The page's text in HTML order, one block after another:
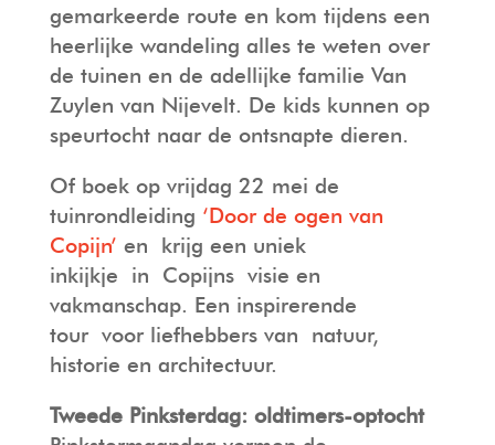
gemarkeerde route en kom tijdens een
heerlijke wandeling alles te weten over
de tuinen en de adellijke familie Van
Zuylen van Nijevelt. De kids kunnen op
speurtocht naar de ontsnapte dieren.
Of boek op vrijdag 22 mei de
tuinrondleiding ‘Door de ogen van
Copijn’ en krijg een uniek
inkijkje in Copijnsvisie en
vakmanschap. Een inspirerende
tourvoor liefhebbers van natuur,
historie en architectuur.
Tweede Pinksterdag: oldtimers-optocht